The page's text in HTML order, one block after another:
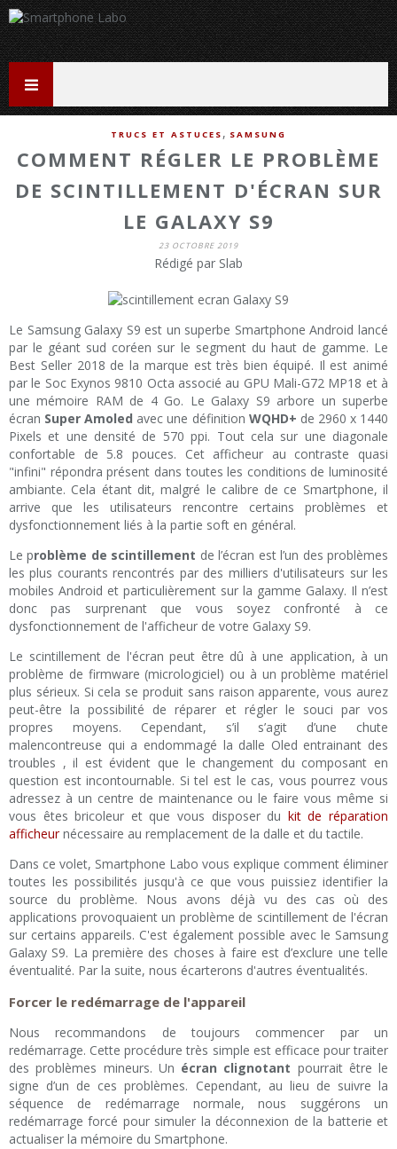
TRUCS ET ASTUCES , SAMSUNG
COMMENT RÉGLER LE PROBLÈME
DE SCINTILLEMENT D'ÉCRAN SUR
LE GALAXY S9
23 OCTOBRE 2019
Rédigé par Slab
Le Samsung Galaxy S9 est un superbe Smartphone Android lancé
par le géant sud coréen sur le segment du haut de gamme. Le
Best Seller 2018 de la marque est très bien équipé. Il est animé
par le Soc Exynos 9810 Octa associé au GPU Mali-G72 MP18 et à
une mémoire RAM de 4 Go. Le Galaxy S9 arbore un superbe
écran Super Amoled avec une définition WQHD+ de 2960 x 1440
Pixels et une densité de 570 ppi. Tout cela sur une diagonale
confortable de 5.8 pouces. Cet afficheur au contraste quasi
"infini" répondra présent dans toutes les conditions de luminosité
ambiante. Cela étant dit, malgré le calibre de ce Smartphone, il
arrive que les utilisateurs rencontre certains problèmes et
dysfonctionnement liés à la partie soft en général.
Le problème de scintillement de l’écran est l’un des problèmes
les plus courants rencontrés par des milliers d'utilisateurs sur les
mobiles Android et particulièrement sur la gamme Galaxy. Il n’est
donc pas surprenant que vous soyez confronté à ce
dysfonctionnement de l'afficheur de votre Galaxy S9.
Le scintillement de l'écran peut être dû à une application, à un
problème de firmware (micrologiciel) ou à un problème matériel
plus sérieux. Si cela se produit sans raison apparente, vous aurez
peut-être la possibilité de réparer et régler le souci par vos
propres moyens. Cependant, s’il s’agit d’une chute
malencontreuse qui a endommagé la dalle Oled entrainant des
troubles , il est évident que le changement du composant en
question est incontournable. Si tel est le cas, vous pourrez vous
adressez à un centre de maintenance ou le faire vous même si
vous êtes bricoleur et que vous disposer du kit de réparation
afficheurnécessaire au remplacement de la dalle et du tactile.
Dans ce volet, Smartphone Labo vous explique comment éliminer
toutes les possibilités jusqu'à ce que vous puissiez identifier la
source du problème. Nous avons déjà vu des cas où des
applications provoquaient un problème de scintillement de l'écran
sur certains appareils. C'est également possible avec le Samsung
Galaxy S9. La première des choses à faire est d’exclure une telle
éventualité. Par la suite, nous écarterons d'autres éventualités.
Forcer le redémarrage de l'appareil
Nous recommandons de toujours commencer par un
redémarrage. Cette procédure très simple est efficace pour traiter
des problèmes mineurs. Un écran clignotant pourrait être le
signe d’un de ces problèmes. Cependant, au lieu de suivre la
séquence de redémarrage normale, nous suggérons un
redémarrage forcé pour simuler la déconnexion de la batterie et
actualiser la mémoire du Smartphone.